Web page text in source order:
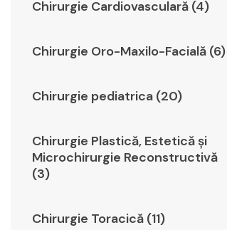
Chirurgie Cardiovasculară (4)
Chirurgie Oro-Maxilo-Facială (6)
Chirurgie pediatrica (20)
Chirurgie Plastică, Estetică şi
Microchirurgie Reconstructivă
(3)
Chirurgie Toracică (11)